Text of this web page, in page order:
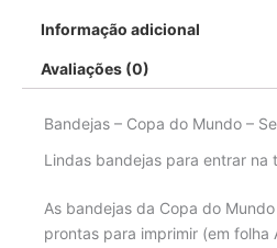
Informação adicional
Avaliações (0)
Bandejas – Copa do Mundo –
Lindas bandejas para entrar na
As bandejas da Copa do
prontas para imprimir (em folha